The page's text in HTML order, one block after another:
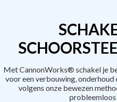
Met CannonWorks® schakel je
voor een verbouwing,
volgens onze bewezen